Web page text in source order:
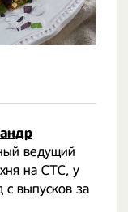
ведущий
на СТС, у
выпусков за